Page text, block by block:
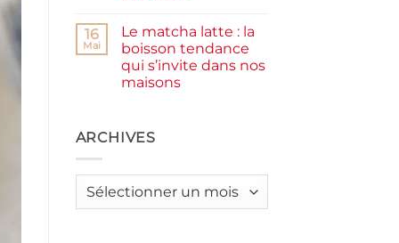
à
La
Grande
Motte
sur
Recettes
d’été
petit
budget
menus
complets
3€
16
Mai
Le matcha latte : la
boisson tendance
qui s’invite dans nos
maisons
Le
matcha
boisson
ARCHIVES
Archives